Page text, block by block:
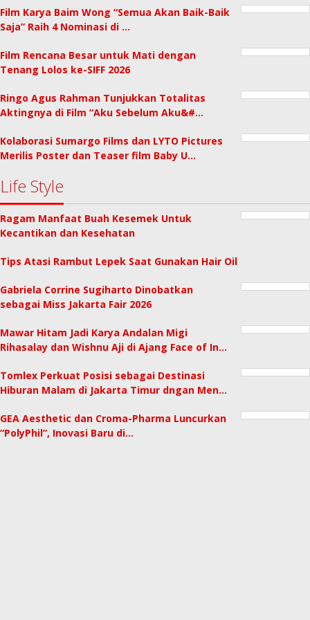
Film Karya Baim Wong “Semua Akan Baik-Baik
Saja” Raih 4 Nominasi di …
Film Rencana Besar untuk Mati dengan
Tenang Lolos ke-SIFF 2026
Ringo Agus Rahman Tunjukkan Totalitas
Aktingnya di Film “Aku Sebelum Aku&#…
Kolaborasi Sumargo Films dan LYTO Pictures
Merilis Poster dan Teaser film Baby U…
Life Style
Ragam Manfaat Buah Kesemek Untuk
Kecantikan dan Kesehatan
Tips Atasi Rambut Lepek Saat Gunakan Hair Oil
Gabriela Corrine Sugiharto Dinobatkan
sebagai Miss Jakarta Fair 2026
Mawar Hitam Jadi Karya Andalan Migi
Rihasalay dan Wishnu Aji di Ajang Face of In…
Tomlex Perkuat Posisi sebagai Destinasi
Hiburan Malam di Jakarta Timur dngan Men…
GEA Aesthetic dan Croma-Pharma Luncurkan
“PolyPhil”, Inovasi Baru di…